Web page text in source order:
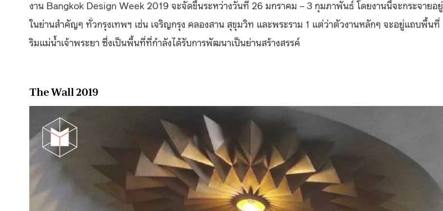
งาน Bangkok Design Week 2019 จะจัดขึ้นระหว่างวันที่ 26 มกราคม – 3 กุมภาพันธ์ โดยงานนี้จะกระจายอยู่
ในย่านสำคัญๆ ทั่วกรุงเทพฯ เช่น เจริญกรุง คลองสาน สุขุมวิท และพระราม 1 แต่ว่าตัวงานหลักๆ จะอยู่แถบพื้นที่
ริมแม่น้ำเจ้าพระยา ซึ่งเป็นพื้นที่ที่กำลังได้รับการพัฒนาเป็นย่านสร้างสรรค์
The Wall 2019